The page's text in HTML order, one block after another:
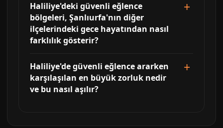
Haliliye'deki güvenli eğlence
bölgeleri, Şanlıurfa'nın diğer
ilçelerindeki gece hayatından nasıl
farklılık gösterir?
Haliliye'de güvenli eğlence ararken
karşılaşılan en büyük zorluk nedir
ve bu nasıl aşılır?